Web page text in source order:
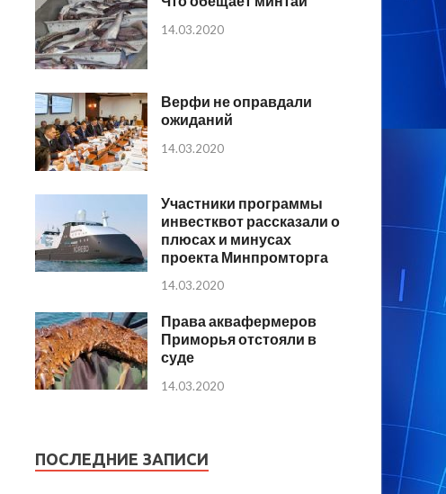
14.03.2020
Верфи не оправдали
ожиданий
14.03.2020
Участники программы
инвестквот рассказали о
плюсах и минусах
проекта Минпромторга
14.03.2020
Права аквафермеров
Приморья отстояли в
суде
14.03.2020
ПОСЛЕДНИЕ ЗАПИСИ